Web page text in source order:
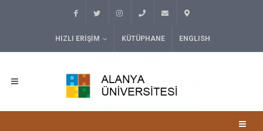
HIZLI ERIŞIM KÜTÜPHANE ENGLISH